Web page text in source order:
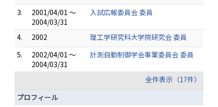
3.
2001/04/01 ～
2004/03/31
入試広報委員会 委員
4. 2002
理工学研究科大学院研究会 委員
5.
2002/04/01 ～
2004/03/31
計測自動制御学会事業委員会 委員
全件表示（17件）
プロフィール